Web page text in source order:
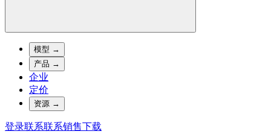
模型 →
产品 →
企业
定价
资源 →
登录联系联系销售下载